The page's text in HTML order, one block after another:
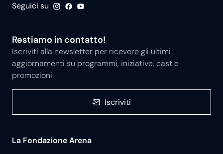
Seguici su
Restiamo in contatto!
Iscriviti alla newsletter per ricevere gli ultimi
aggiornamenti su programmi, iniziative, cast e
promozioni
Iscriviti
La Fondazione Arena